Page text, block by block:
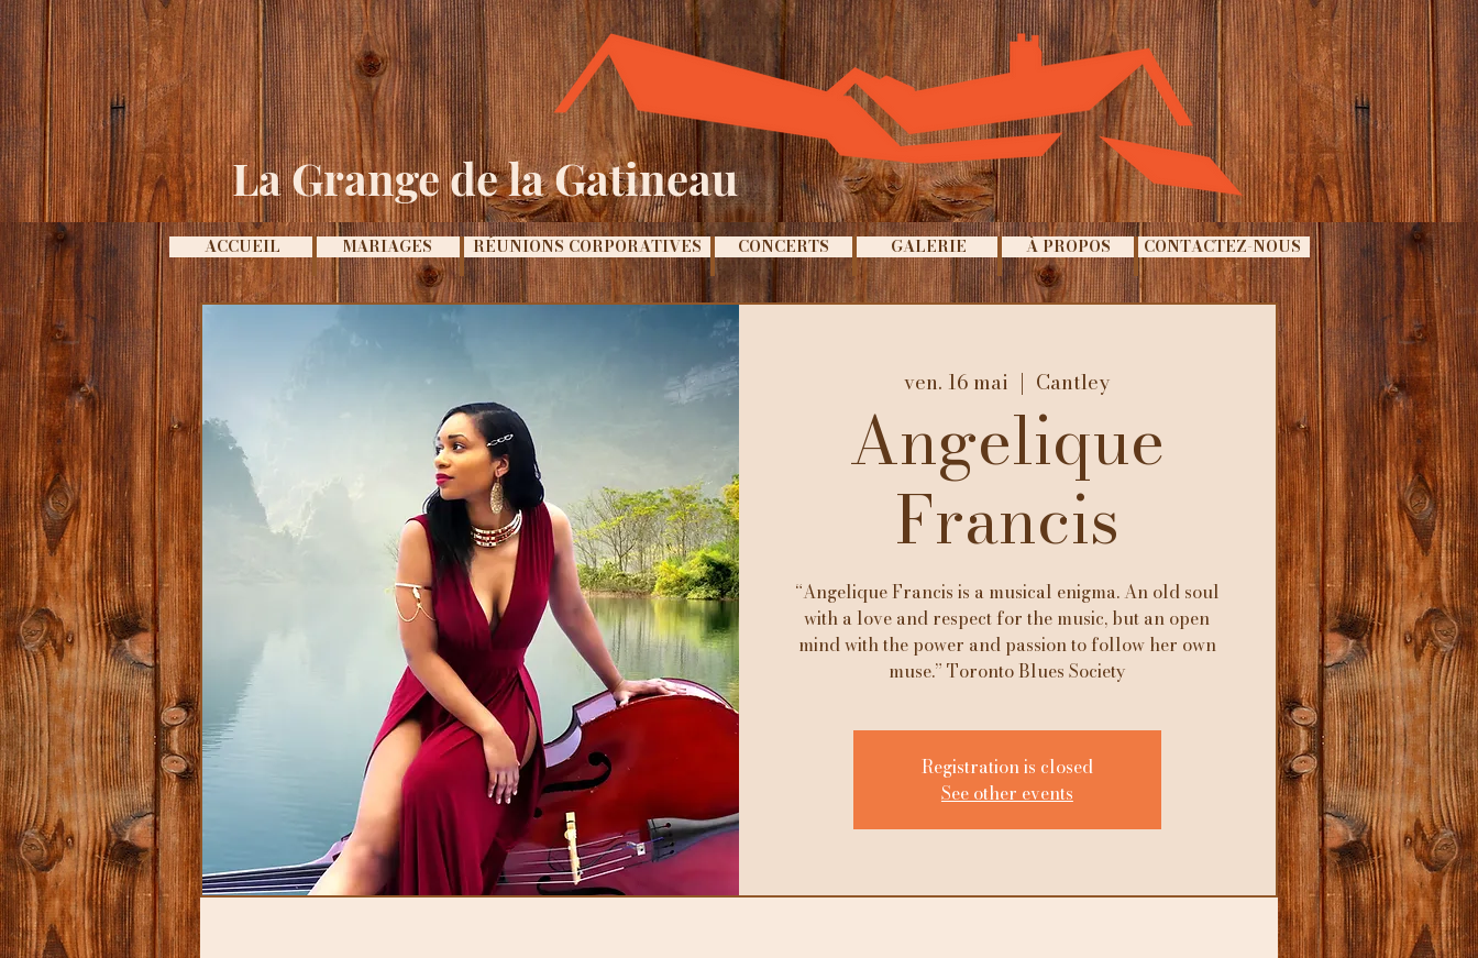
La Grange de la Gatineau
ACCUEIL MARIAGES RÉUNIONS CORPORATIVES CONCERTS GALERIE À PROPOS CONTACTEZ-NOUS
ven. 16 mai
  |
Cantley
Angelique
Francis
“Angelique Francis is a musical enigma. An old soul
with a love and respect for the music, but an open
mind with the power and passion to follow her own
muse.” Toronto Blues Society
Registration is closed
See other events